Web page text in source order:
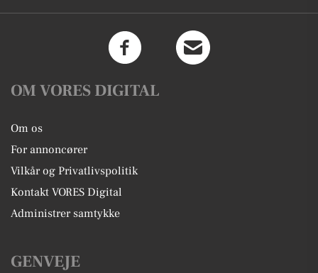
OM VORES DIGITAL
Om os
For annoncører
Vilkår og Privatlivspolitik
Kontakt VORES Digital
Administrer samtykke
GENVEJE